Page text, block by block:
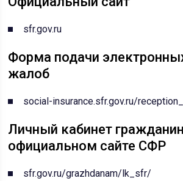
sfr.gov.ru
Форма подачи
жалоб
social-insurance.sfr.gov.ru/
Личный кабинет
официальном сайте СФР
sfr.gov.ru/grazhdanam/lk_sfr/